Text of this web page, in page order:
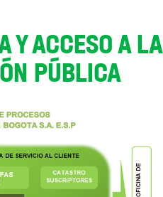
Y ACCESO A LA
PÚBLICA